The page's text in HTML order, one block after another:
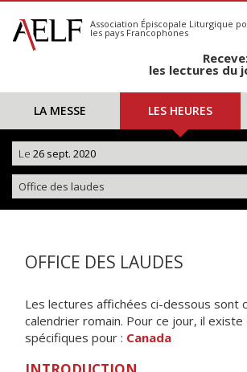
S'abonner
Calendrier
Association Épiscopale Liturgique
les pays Francophones
les lectures du
LA MESSE LES HEURES
Le 26 sept. 2020
Office des laudes
OFFICE DES LAUDES
Les lectures affichées ci-dessous sont
calendrier romain. Pour ce jour, il
spécifiques pour : Canada